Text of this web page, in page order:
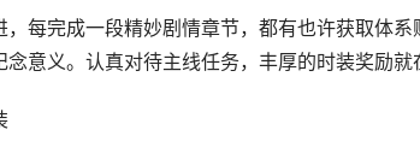
，每完成一段精妙剧情章节，都有也许获取体
意义。认真对待主线任务，丰厚的时装奖励就